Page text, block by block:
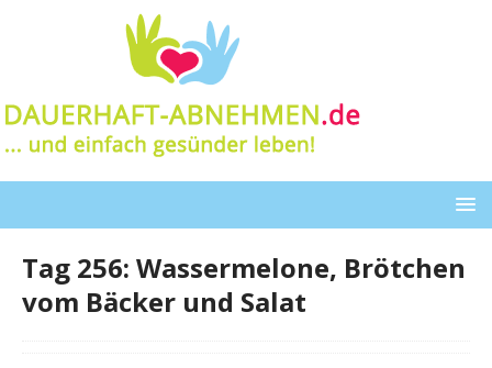
Tag 256: Wassermelone, Brötchen
vom Bäcker und Salat